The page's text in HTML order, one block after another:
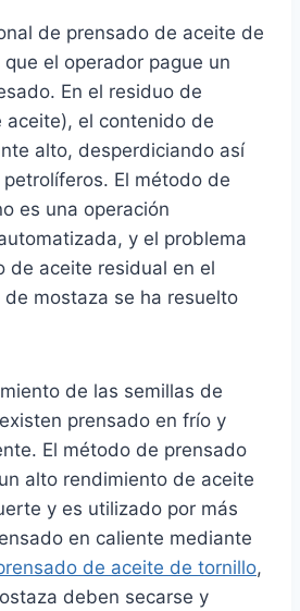
de prensado de aceite de
el operador pague un
En el residuo de
el contenido de
alto, desperdiciando así
El método de
es una operación
y el problema
de aceite residual en el
mostaza se ha resuelto
de las semillas de
prensado en frío y
El método de prensado
alto rendimiento de aceite
y es utilizado por más
en caliente mediante
de aceite de tornillo,
deben secarse y